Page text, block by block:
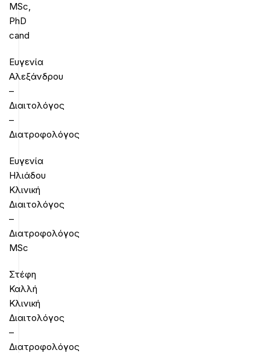
MSc,
PhD
cand
Ευγενία
Αλεξάνδρου
–
Διαιτολόγος
–
Διατροφολόγος
Ευγενία
Ηλιάδου
Κλινική
Διαιτολόγος
–
Διατροφολόγος
MSc
Στέφη
Καλλή
Κλινική
Διαιτολόγος
–
Διατροφολόγος